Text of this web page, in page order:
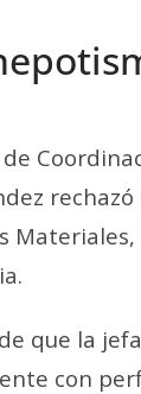
que la
con